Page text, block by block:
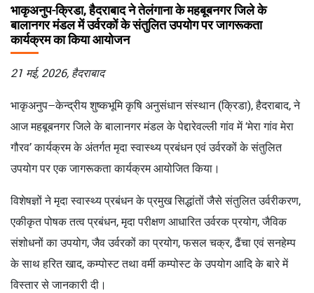
भाकृअनुप-क्रिडा, हैदराबाद ने तेलंगाना के महबूबनगर जिले के
बालानगर मंडल में उर्वरकों के संतुलित उपयोग पर जागरूकता
कार्यक्रम का किया आयोजन
21 मई, 2026, हैदराबाद
भाकृअनुप–केन्द्रीय शुष्कभूमि कृषि अनुसंधान संस्थान (क्रिडा), हैदराबाद, ने
आज महबूबनगर जिले के बालानगर मंडल के पेद्दारेवल्ली गांव में ‘मेरा गांव मेरा
गौरव’ कार्यक्रम के अंतर्गत मृदा स्वास्थ्य प्रबंधन एवं उर्वरकों के संतुलित
उपयोग पर एक जागरूकता कार्यक्रम आयोजित किया।
विशेषज्ञों ने मृदा स्वास्थ्य प्रबंधन के प्रमुख सिद्धांतों जैसे संतुलित उर्वरीकरण,
एकीकृत पोषक तत्व प्रबंधन, मृदा परीक्षण आधारित उर्वरक प्रयोग, जैविक
संशोधनों का उपयोग, जैव उर्वरकों का प्रयोग, फसल चक्र, ढैंचा एवं सनहेम्प
के साथ हरित खाद, कम्पोस्ट तथा वर्मी कम्पोस्ट के उपयोग आदि के बारे में
विस्तार से जानकारी दी।